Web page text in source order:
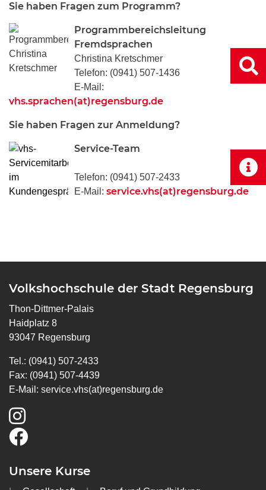
Sie haben Fragen zum Programm?
Programmbereichsleitung
Fremdsprachen
Christina Kretschmer
Telefon: (0941) 507-1436
E-Mail:
vhs.sprachen(at)regensburg.de
Sie haben Fragen zur Anmeldung?
Service-Team
Telefon: (0941) 507-2433
E-Mail: service.vhs(at)regensburg.de
Volkshochschule der Stadt Regensburg
Thon-Dittmer-Palais
Haidplatz 8
93047 Regensburg
Tel.: (0941) 507-2433
Fax: (0941) 507-4439
E-Mail: service.vhs(at)regensburg.de
Unsere Kurse